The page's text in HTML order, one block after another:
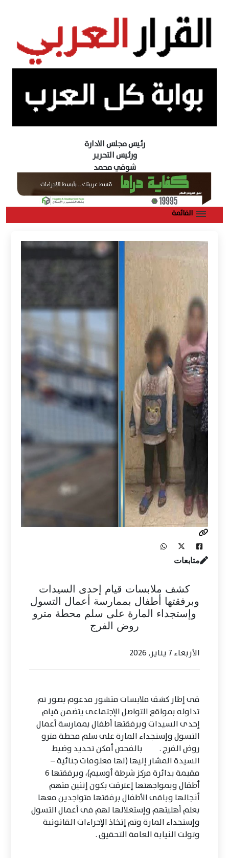
رئيس مجلس الادارة
ورئيس التحرير
شوقي محمد
القائمة
متابعات
كشف ملابسات قيام إحدى السيدات
وبرفقتها أطفال بممارسة أعمال التسول
وإستجداء المارة على سلم محطة مترو
روض الفرج
الأربعاء 7 يناير, 2026
فى إطار كشف ملابسات منشور مدعوم بصور تم
تداوله بمواقع التواصل الإجتماعى يتضمن قيام
إحدى السيدات وبرفقتها أطفال بممارسة أعمال
التسول وإستجداء المارة على سلم محطة مترو
روض الفرج . بالفحص أمكن تحديد وضبط
السيدة المشار إليها (لها معلومات جنائية –
مقيمة بدائرة مركز شرطة أوسيم)، وبرفقتها 6
أطفال وبمواجهتها إعترفت بكون إثنين منهم
أنجالها وباقى الأطفال برفقتها متواجدين معها
بعلم أهليتهم وإستغلالها لهم فى أعمال التسول
وإستجداء المارة وتم إتخاذ الإجراءات القانونية
وتولت النيابة العامة التحقيق .